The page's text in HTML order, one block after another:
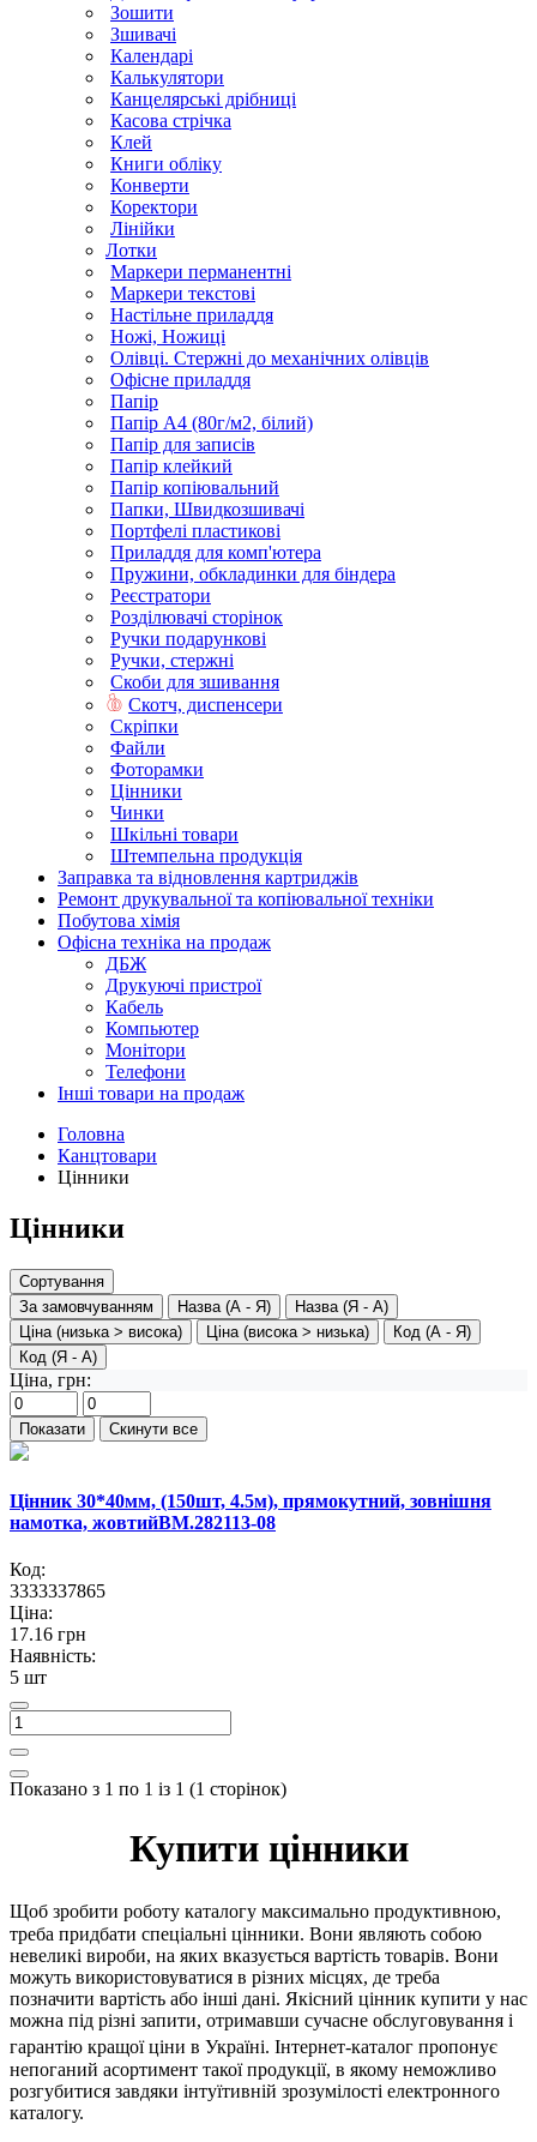
Зошити
Зшивачі
Календарі
Калькулятори
Канцелярські дрібниці
Касова стрічка
Клей
Книги обліку
Конверти
Коректори
Лінійки
Лотки
Маркери перманентні
Маркери текстові
Настільне приладдя
Ножі, Ножиці
Олівці. Стержні до механічних олівців
Офісне приладдя
Папір
Папір А4 (80г/м2, білий)
Папір для записів
Папір клейкий
Папір копіювальний
Папки, Швидкозшивачі
Портфелі пластикові
Приладдя для комп'ютера
Пружини, обкладинки для біндера
Реєстратори
Розділювачі сторінок
Ручки подарункові
Ручки, стержні
Скоби для зшивання
Скотч, диспенсери
Скріпки
Файли
Фоторамки
Цінники
Чинки
Шкільні товари
Штемпельна продукція
Заправка та відновлення картриджів
Ремонт друкувальної та копіювальної техніки
Побутова хімія
Офісна техніка на продаж
ДБЖ
Друкуючі пристрої
Кабель
Компьютер
Монітори
Телефони
Інші товари на продаж
Головна
Канцтовари
Цінники
Цінники
Сортування
За замовчуванням
Назва (А - Я)
Назва (Я - А)
Ціна (низька > висока)
Ціна (висока > низька)
Код (А - Я)
Код (Я - А)
Ціна, грн:
Цінник 30*40мм, (150шт, 4.5м), прямокутний, зовнішня
намотка, жовтийBM.282113-08
Код:
3333337865
Ціна:
17.16 грн
Наявність:
5 шт
Показано з 1 по 1 із 1 (1 сторінок)
Купити цінники
Щоб зробити роботу каталогу максимально продуктивною,
треба придбати спеціальні цінники. Вони являють собою
невеликі вироби, на яких вказується вартість товарів. Вони
можуть використовуватися в різних місцях, де треба
позначити вартість або інші дані. Якісний цінник купити у нас
можна під різні запити, отримавши сучасне обслуговування і
гарантію кращої ціни в Україні. Інтернет-каталог пропонує
непоганий асортимент такої продукції, в якому неможливо
розгубитися завдяки інтуїтивній зрозумілості електронного
каталогу.